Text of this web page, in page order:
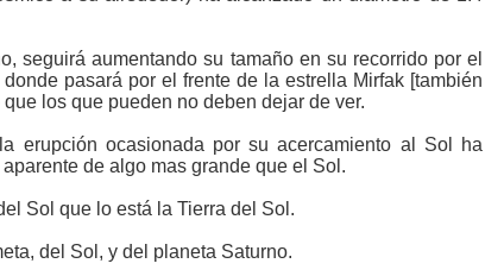
seguirá aumentando su tamaño en su recorrido por el
pasará por el frente de la estrella Mirfak [también
los que pueden no deben dejar de ver.
erupción ocasionada por su acercamiento al Sol ha
de algo mas grande que el Sol.
Sol que lo está la Tierra del Sol.
del Sol, y del planeta Saturno.